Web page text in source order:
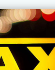
поиска
ежедневно и
с «чаевых» и
значение).